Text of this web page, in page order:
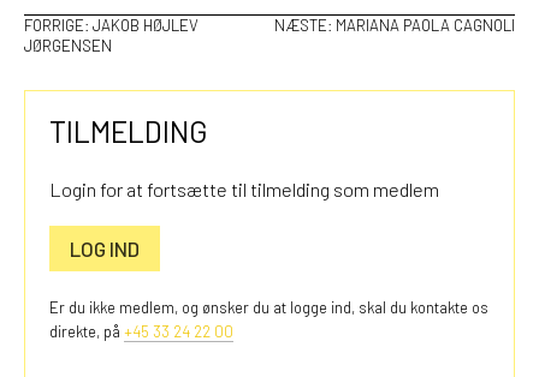
INDLÆGSNAVIGATION
FORRIGE: JAKOB HØJLEV
JØRGENSEN
NÆSTE: MARIANA PAOLA CAGNOLI
TILMELDING
Login for at fortsætte til tilmelding som medlem
LOG IND
Er du ikke medlem, og ønsker du at logge ind, skal du kontakte os
direkte, på +45 33 24 22 00